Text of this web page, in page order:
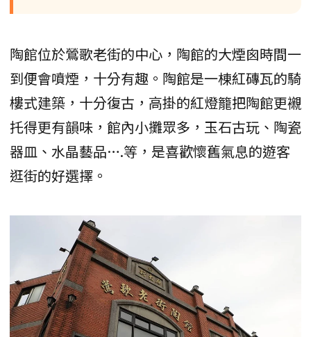
陶館位於鶯歌老街的中心，陶館的大煙囪時間一
到便會噴煙，十分有趣。陶館是一棟紅磚瓦的騎
樓式建築，十分復古，高掛的紅燈籠把陶館更襯
托得更有韻味，館內小攤眾多，玉石古玩、陶瓷
器皿、水晶藝品….等，是喜歡懷舊氣息的遊客
逛街的好選擇。